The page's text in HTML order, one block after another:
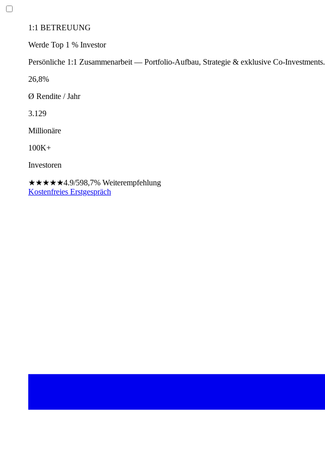
1:1 BETREUUNG
Werde Top 1 % Investor
Persönliche 1:1 Zusammenarbeit — Portfolio-Aufbau, Strategie & exklusive Co-Investments.
26,8%
Ø Rendite / Jahr
3.129
Millionäre
100K+
Investoren
★★★★★4.9/598,7% Weiterempfehlung
Kostenfreies Erstgespräch